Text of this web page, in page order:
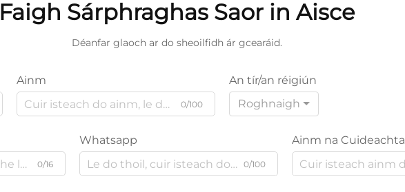
Faigh Sárphraghas Saor in Aisce
Déanfar glaoch ar do sheoilfidh ár gcearáid.
Ainm
0/100
An tír/an réigiún
Roghnaigh
0/16
Whatsapp
0/100
Ainm na Cuideachta